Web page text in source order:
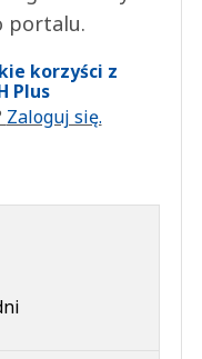
portalu.
korzyści z
Plus
Zaloguj się.